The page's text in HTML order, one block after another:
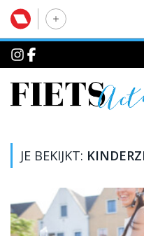
JE BEKIJKT: